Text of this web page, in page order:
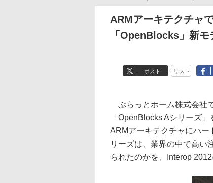
ARMアーキテクチャ
「OpenBlocks」新モ
ポスト リスト
ぷらっとホーム株式会社
「OpenBlocks Aシリーズ
ARMアーキテクチャにハー
リーズは、業界の中で高い
られたのかを、Interop